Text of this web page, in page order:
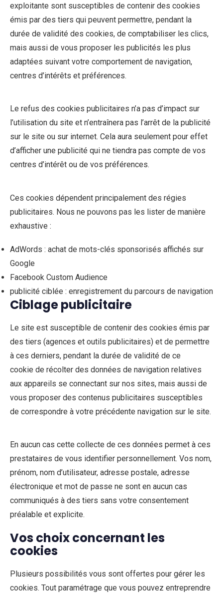
exploitante sont susceptibles de contenir des cookies
émis par des tiers qui peuvent permettre, pendant la
durée de validité des cookies, de comptabiliser les clics,
mais aussi de vous proposer les publicités les plus
adaptées suivant votre comportement de navigation,
centres d’intérêts et préférences.
Le refus des cookies publicitaires n’a pas d’impact sur
l’utilisation du site et n’entraînera pas l’arrêt de la publicité
sur le site ou sur internet. Cela aura seulement pour effet
d’afficher une publicité qui ne tiendra pas compte de vos
centres d’intérêt ou de vos préférences.
Ces cookies dépendent principalement des régies
publicitaires. Nous ne pouvons pas les lister de manière
exhaustive :
AdWords : achat de mots-clés sponsorisés affichés sur
Google
Facebook Custom Audience
publicité ciblée : enregistrement du parcours de navigation
Ciblage publicitaire
Le site est susceptible de contenir des cookies émis par
des tiers (agences et outils publicitaires) et de permettre
à ces derniers, pendant la durée de validité de ce
cookie de récolter des données de navigation relatives
aux appareils se connectant sur nos sites, mais aussi de
vous proposer des contenus publicitaires susceptibles
de correspondre à votre précédente navigation sur le site.
En aucun cas cette collecte de ces données permet à ces
prestataires de vous identifier personnellement. Vos nom,
prénom, nom d’utilisateur, adresse postale, adresse
électronique et mot de passe ne sont en aucun cas
communiqués à des tiers sans votre consentement
préalable et explicite.
Vos choix concernant les
cookies
Plusieurs possibilités vous sont offertes pour gérer les
cookies. Tout paramétrage que vous pouvez entreprendre